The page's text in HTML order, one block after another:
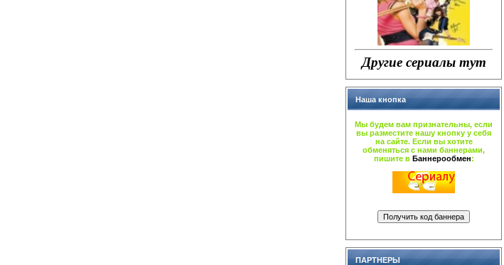
Другие сериалы тут
Наша кнопка
Мы будем вам признательны, если
вы разместите нашу кнопку у себя
на сайте. Если вы хотите
обменяться с нами баннерами,
пишите в Баннерообмен:
ПАРТНЕРЫ